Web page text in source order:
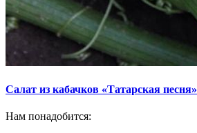
Салат из кабачков «Татарская песня»
Нам понадобится: